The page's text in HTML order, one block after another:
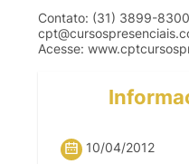
Contato: (31) 3899-8300
Acesse:
10/04/2012